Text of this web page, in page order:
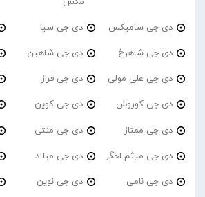
دی جی سامیکس دی جی سیا
دی جی شاهرخ دی جی شاهین
دی جی علی مولی دی جی فراز
دی جی کوروش دی جی کوین
دی جی ممتاز دی جی منتی
دی جی میثم اخگر دی جی میلاد
دی جی نامی دی جی نوین